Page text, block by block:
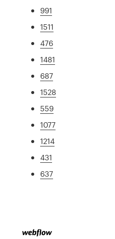
991
1511
476
1481
687
1528
559
1077
1214
431
637